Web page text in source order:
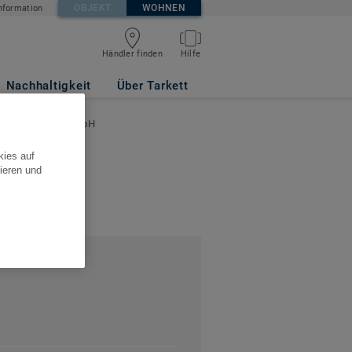
OBJEKT WOHNEN
Händler finden Hilfe
Nachhaltigkeit Über Tarkett
mbH
auf
und